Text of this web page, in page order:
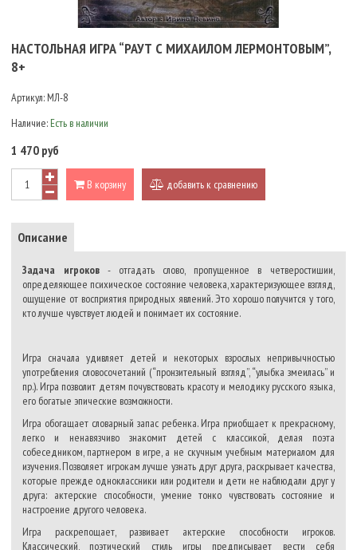
НАСТОЛЬНАЯ ИГРА “РАУТ С МИХАИЛОМ ЛЕРМОНТОВЫМ”,
8+
Артикул: МЛ-8
Наличие: Есть в наличии
1 470 руб
В корзину добавить к сравнению
Описание
Задача игроков- отгадать слово, пропущенное в четверостишии,
определяющее психическое состояние человека, характеризующее взгляд,
ощущение от восприятия природных явлений. Это хорошо получится у того,
кто лучше чувствует людей и понимает их состояние.
Игра сначала удивляет детей и некоторых взрослых непривычностью
употребления словосочетаний (“пронзительный взгляд”, “улыбка змеилась” и
пр.). Игра позволит детям почувствовать красоту и мелодику русского языка,
его богатые эпические возможности.
Игра обогащает словарный запас ребенка. Игра приобщает к прекрасному,
легко и ненавязчиво знакомит детей с классикой, делая поэта
собеседником, партнером в игре, а не скучным учебным материалом для
изучения. Позволяет игрокам лучше узнать друг друга, раскрывает качества,
которые прежде одноклассники или родители и дети не наблюдали друг у
друга: актерские способности, умение тонко чувствовать состояние и
настроение другого человека.
Игра раскрепощает, развивает актерские способности игроков.
Классический, поэтический стиль игры предписывает вести себя